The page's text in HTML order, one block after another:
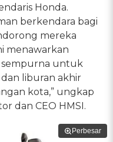
Honda.
berkendara bagi
mereka
menawarkan
sempurna untuk
liburan akhir
kota,” ungkap
dan CEO HMSI.
Perbesar